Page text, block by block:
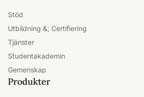
Stöd
Utbildning &; Certifiering
Tjänster
Studentakademin
Gemenskap
Produkter